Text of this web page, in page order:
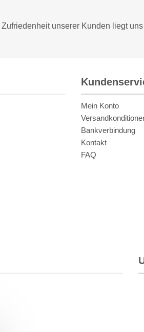
können
Zufriedenheit unserer Kunden liegt
Mein Konto
Bankverbindung
Kontakt
FAQ